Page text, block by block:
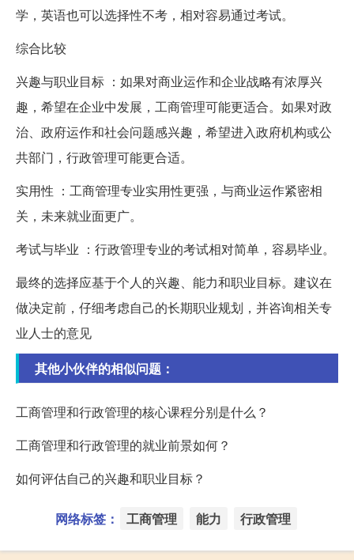
学，英语也可以选择性不考，相对容易通过考试。
综合比较
兴趣与职业目标 ：如果对商业运作和企业战略有浓厚兴
趣，希望在企业中发展，工商管理可能更适合。如果对政
治、政府运作和社会问题感兴趣，希望进入政府机构或公
共部门，行政管理可能更合适。
实用性 ：工商管理专业实用性更强，与商业运作紧密相
关，未来就业面更广。
考试与毕业 ：行政管理专业的考试相对简单，容易毕业。
最终的选择应基于个人的兴趣、能力和职业目标。建议在
做决定前，仔细考虑自己的长期职业规划，并咨询相关专
业人士的意见
其他小伙伴的相似问题：
工商管理和行政管理的核心课程分别是什么？
工商管理和行政管理的就业前景如何？
如何评估自己的兴趣和职业目标？
网络标签： 工商管理 能力 行政管理